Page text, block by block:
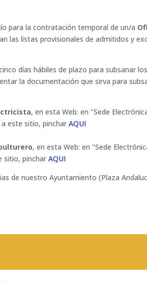
para la contratación temporal de un/a
las listas provisionales de admitidos y
días hábiles de plazo para subsanar
la documentación que sirva para
, en esta Web: en "Sede
a este sitio, pincharAQUI
, en esta Web: en "Sede
sitio, pincharAQUI
de nuestro Ayuntamiento (Plaza